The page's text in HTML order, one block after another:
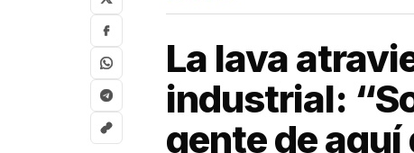
La lava
industrial:
gente de aquí